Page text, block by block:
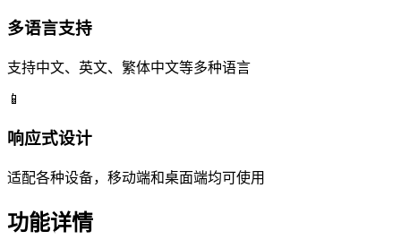
多语言支持
支持中文、英文、繁体中文等多种语言
📱
响应式设计
适配各种设备，移动端和桌面端均可使用
功能详情